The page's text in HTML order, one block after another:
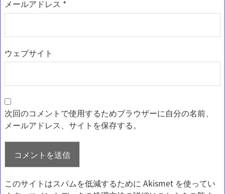
メールアドレス *
ウェブサイト
次回のコメントで使用するためブラウザーに自分の名前、
メールアドレス、サイトを保存する。
このサイトはスパムを低減するために Akismet を使ってい